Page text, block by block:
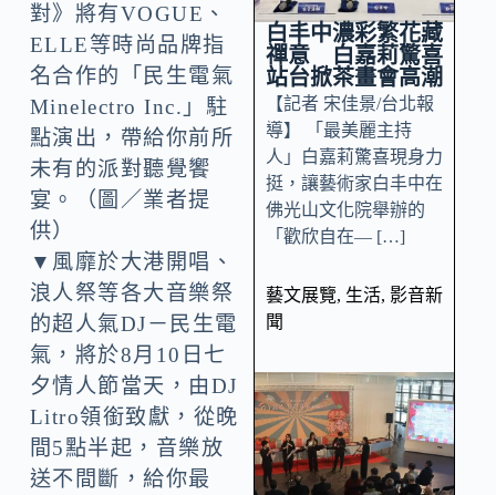
對》將有VOGUE、
ELLE等時尚品牌指
名合作的「民生電氣
Minelectro Inc.」駐
點演出，帶給你前所
未有的派對聽覺饗
宴。（圖／業者提
供）
▼風靡於大港開唱、
浪人祭等各大音樂祭
的超人氣DJ－民生電
氣，將於8月10日七
夕情人節當天，由DJ
Litro領銜致獻，從晚
間5點半起，音樂放
送不間斷，給你最
白丰中濃彩繁花藏
禪意 白嘉莉驚喜
站台掀茶畫會高潮
【記者 宋佳景/台北報
導】 「最美麗主持
人」白嘉莉驚喜現身力
挺，讓藝術家白丰中在
佛光山文化院舉辦的
「歡欣自在— […]
藝文展覽, 生活, 影音新
聞